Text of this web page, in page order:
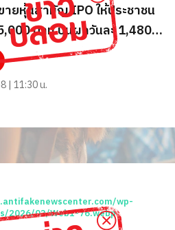
ายหุ้นสามัญ IPO ให้ประชาชน
บาท ปันผลวันละ 1,480
| 11:30 น.